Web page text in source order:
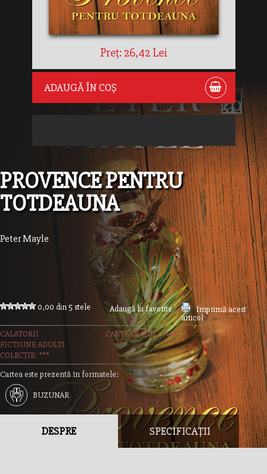
Preț: 26,42 Lei
ADAUGĂ ÎN COȘ
PROVENCE PENTRU
TOTDEAUNA
Peter Mayle
0,00 din 5 stele Adaugă la favorite
Imprimă acest
articol
CALATORII
CARTE DE BUZUNAR
FICTIUNE ADULTI
COLECȚIE: ***
Cartea este prezentă în formatele:
BUZUNAR
DESPRE SPECIFICAȚII